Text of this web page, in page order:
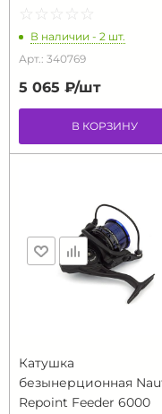
☆ ☆ ☆ ☆ ☆
★ ★ ★ ★ ★
В наличии - 2 шт.
Арт.: 340769
5 065 ₽/шт
В КОРЗИНУ
Катушка
безынерционная
Repoint Feeder 6000